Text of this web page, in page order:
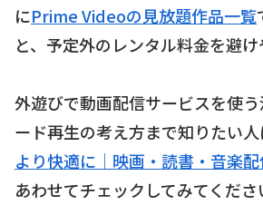
にPrime Videoの見放題作品一覧
と、予定外のレンタル料金を避け
外遊びで動画配信サービスを使
ード再生の考え方まで知りたい人
より快適に｜映画・読書・音楽
あわせてチェックしてみてくださ